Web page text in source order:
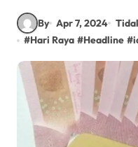
By Apr 7, 2024
#Hari Raya #Headline #